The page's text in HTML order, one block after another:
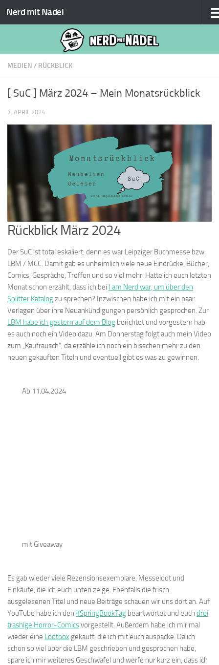
Zum Inhalt springen
Nerd mit Nadel
MEDIEN / RÜCKBLICK
[ SuC ] März 2024 – Mein Monatsrückblick
7. APRIL 2024
Rückblick März 2024
Der SuC ist total eskaliert, denn es war Leipziger Buchmesse bzw.
LBM / MCC. Damit gab es unheimlich viele neue Eindrücke, Bücher,
Comics, Gespräche, Treffen und so viel mehr. Hatte ich euch letzten
Monat schon erzählt, dass ich bei I am Nerd war, um über den
Splitter Katalogzu sprechen? Inzwischen habe ich mit ein paar
Verlagen über ihre Neuankündigungen persönlich gesprochen. Zur
LBM habe ich gestern auf dem Blog berichtet und vorgestern hab
es auch noch ein Video dazu. Am Donnerstag folgt auch mein Video
zum „Kaufrausch“, da erzähle ich noch ein bisschen mehr zu den
neuen gekauften Titeln und eventuell gibt es was zu gewinnen.
Ab 11.04.2024
mit Giveaway
Es gab wieder viele Rezensionsexemplare, Messeloot und
Einkäufe, die ich euch unten zeige. Ebenfalls die frisch
ausgelesenen Titel und neue Beiträge schauen wir uns dort an. Auf
YouTube habe ich den #SpringBookTag beantwortet und euch drei
trashige Horror-Comicsvorgestellt. Außerdem habe ich mir mal
wieder eine Lootbox gekauft, die ich mit euch auspacke. Da ich
schon so viel über die LBM geschrieben und gesprochen habe,
spare ich mir weiteres Geschwafel und werfe nur kurz ein, dass ich